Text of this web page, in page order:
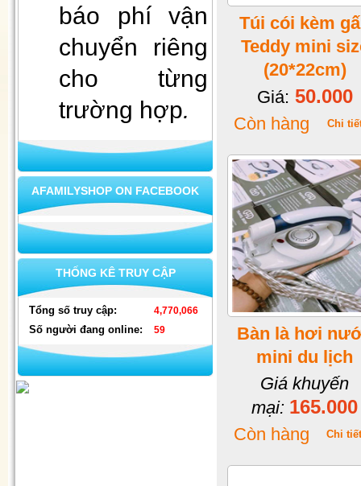
Xà bông mùi già - tài lộc vào
nhà
Bộ ấm chén cao cấp L8-73 (2)
báo phí vận
chuyển riêng
cho từng
trường hợp.
AFAMILYSHOP ON FACEBOOK
THỐNG KÊ TRUY CẬP
Tổng số truy cập: 4,770,066
Số người đang online: 59
Túi cói kèm
Teddy mini
(20*22cm)
Giá: 50.000
Còn hàng Chi
Bàn là hơi
mini du lịch
Giá khuyến
mại: 165.000
Còn hàng Chi